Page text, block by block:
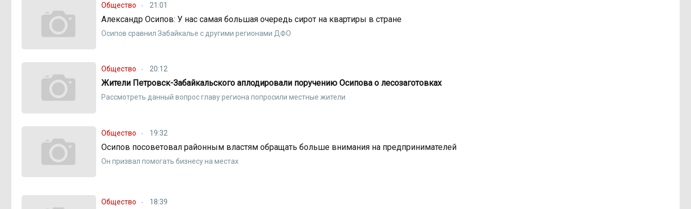
Общество 21:01
Александр Осипов: У нас самая большая очередь сирот на квартиры в стране
Осипов сравнил Забайкалье с другими регионами ДФО
Общество 20:12
Жители Петровск-Забайкальского аплодировали поручению Осипова о лесозаготовках
Рассмотреть данный вопрос главу региона попросили местные жители
Общество 19:32
Осипов посоветовал районным властям обращать больше внимания на предпринимателей
Он призвал помогать бизнесу на местах
Общество 18:39